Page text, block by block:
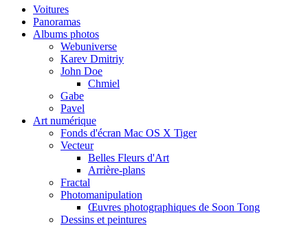
Voitures
Panoramas
Albums photos
Webuniverse
Karev Dmitriy
John Doe
Chmiel
Gabe
Pavel
Art numérique
Fonds d'écran Mac OS X Tiger
Vecteur
Belles Fleurs d'Art
Arrière-plans
Fractal
Photomanipulation
Œuvres photographiques de Soon Tong
Dessins et peintures